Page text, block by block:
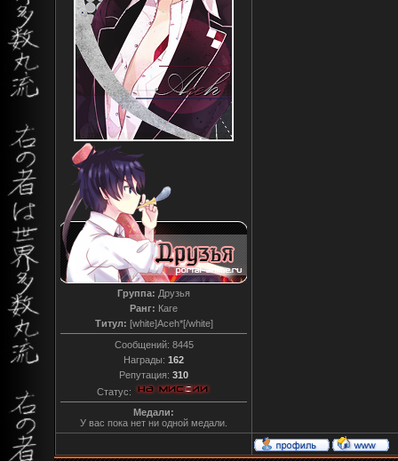
Группа: Друзья
Ранг: Каге
Титул: [white]Aceh*[/white]
Сообщений: 8445
Награды: 162
Репутация: 310
Статус:
Медали:
У вас пока нет ни одной медали.